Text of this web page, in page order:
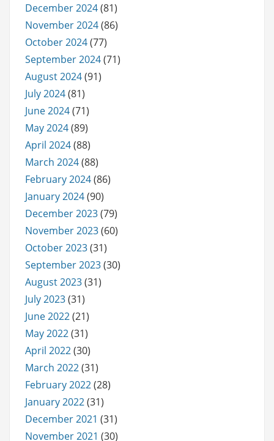
December 2024(81)
November 2024(86)
October 2024(77)
September 2024(71)
August 2024(91)
July 2024(81)
June 2024(71)
May 2024(89)
April 2024(88)
March 2024(88)
February 2024(86)
January 2024(90)
December 2023(79)
November 2023(60)
October 2023(31)
September 2023(30)
August 2023(31)
July 2023(31)
June 2022(21)
May 2022(31)
April 2022(30)
March 2022(31)
February 2022(28)
January 2022(31)
December 2021 (31)
November 2021 (30)